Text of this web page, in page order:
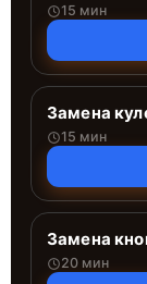
15 мин
Замена
15 мин
Замена
20 мин